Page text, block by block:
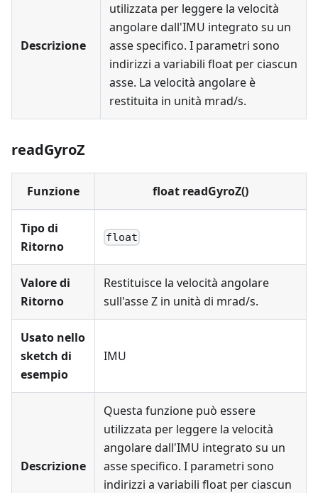
Descrizione
utilizzata per leggere la velocità
angolare dall'IMU integrato su un
asse specifico. I parametri sono
indirizzi a variabili float per ciascun
asse. La velocità angolare è
restituita in unità mrad/s.
readGyroZ
Funzione float readGyroZ()
Tipo di
Ritorno
float
Valore di
Ritorno
Restituisce la velocità angolare
sull'asse Z in unità di mrad/s.
Usato nello
sketch di
esempio
IMU
Descrizione
Questa funzione può essere
utilizzata per leggere la velocità
angolare dall'IMU integrato su un
asse specifico. I parametri sono
indirizzi a variabili float per ciascun